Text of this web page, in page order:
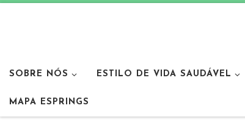
SOBRE NÓS ESTILO DE VIDA SAUDÁVEL
MAPA ESPRINGS